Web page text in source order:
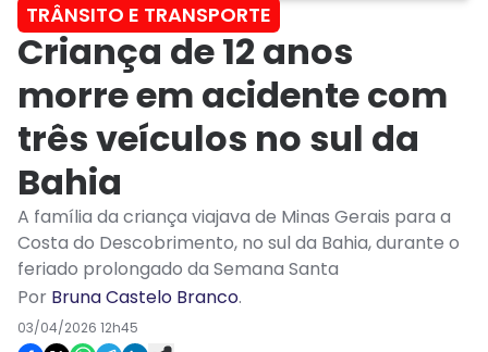
TRÂNSITO E TRANSPORTE
Criança de 12 anos
morre em acidente com
três veículos no sul da
Bahia
A família da criança viajava de Minas Gerais para a
Costa do Descobrimento, no sul da Bahia, durante o
feriado prolongado da Semana Santa
Por Bruna Castelo Branco.
03/04/2026 12h45